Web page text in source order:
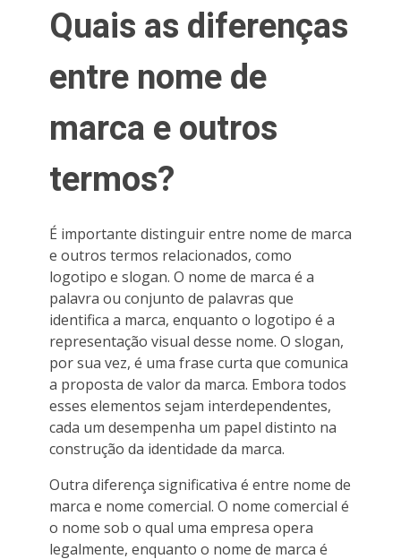
Quais as diferenças
entre nome de
marca e outros
termos?
É importante distinguir entre nome de marca
e outros termos relacionados, como
logotipo e slogan. O nome de marca é a
palavra ou conjunto de palavras que
identifica a marca, enquanto o logotipo é a
representação visual desse nome. O slogan,
por sua vez, é uma frase curta que comunica
a proposta de valor da marca. Embora todos
esses elementos sejam interdependentes,
cada um desempenha um papel distinto na
construção da identidade da marca.
Outra diferença significativa é entre nome de
marca e nome comercial. O nome comercial é
o nome sob o qual uma empresa opera
legalmente, enquanto o nome de marca é